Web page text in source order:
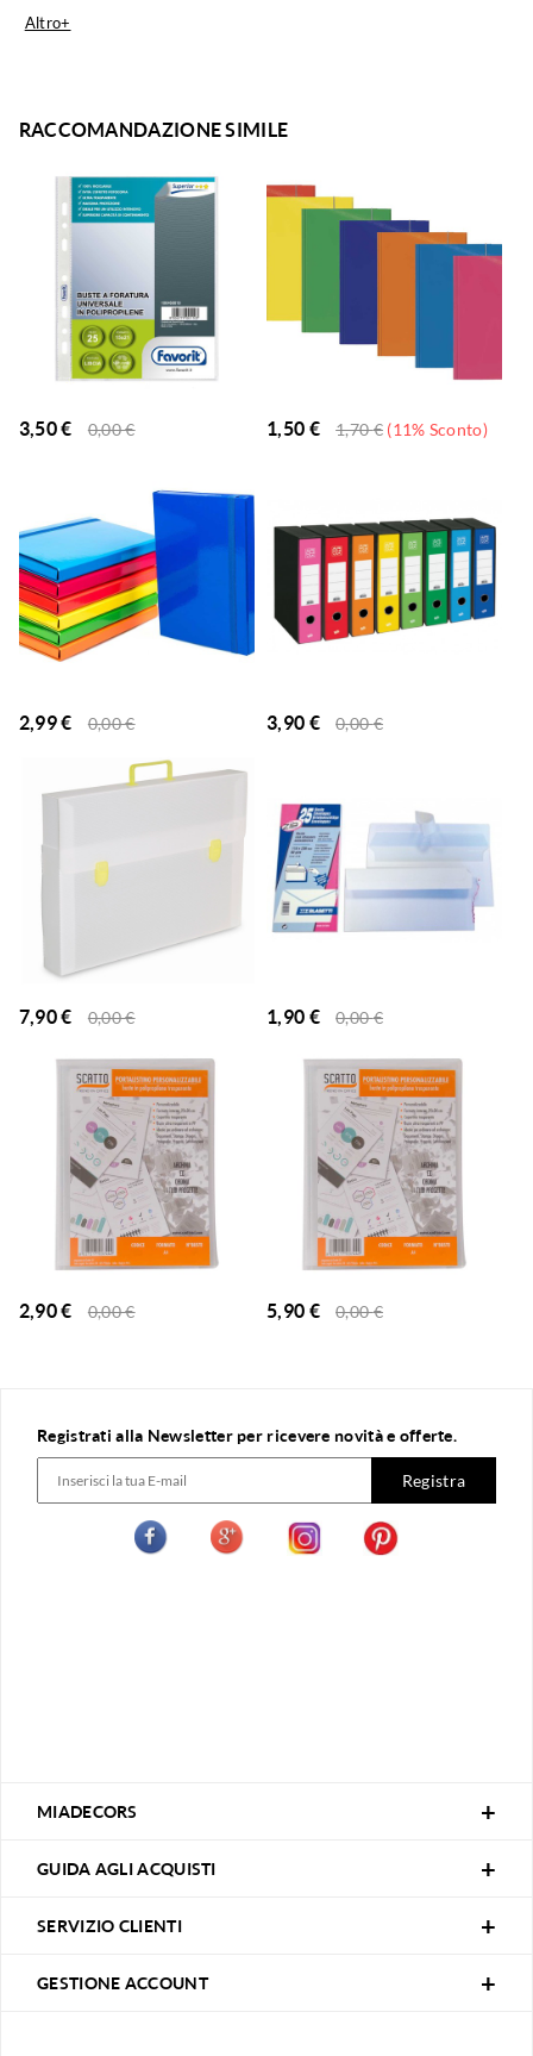
Altro+
RACCOMANDAZIONE SIMILE
3,50€ 0,00€ 1,50 € 1,70€ (11% Sconto)
2,99€ 0,00€ 3,90 € 0,00€
7,90€ 0,00€ 1,90 € 0,00€
2,90€ 0,00€ 5,90 € 0,00€
MIADECORS
GUIDA AGLI ACQUISTI
SERVIZIO CLIENTI
GESTIONE ACCOUNT
Registrati alla Newsletter per ricevere novità e offerte.
Registra